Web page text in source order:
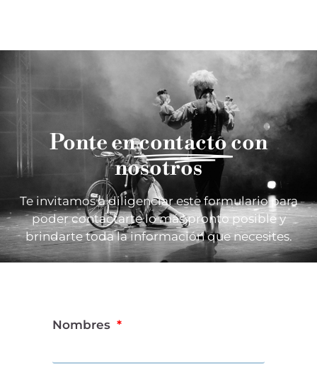
Ponte encontactocon
nosotros
Te invitamos a diligenciar este formulario para
poder contactarte lo más pronto posible y
brindarte toda la información que necesites.
Nombres